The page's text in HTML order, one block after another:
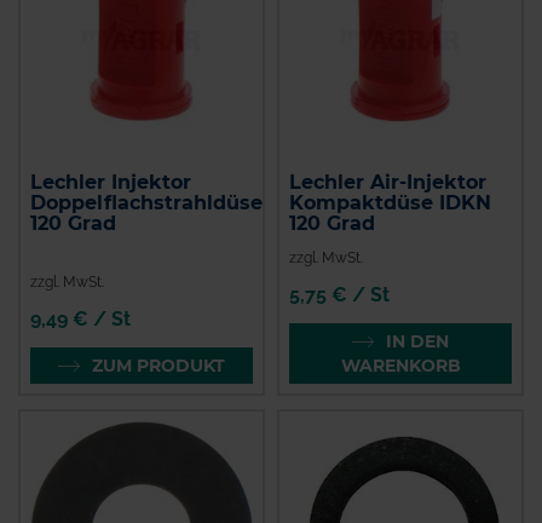
Lechler Injektor
Doppelflachstrahldüse
120 Grad
zzgl. MwSt.
9,49 € / St
ZUM PRODUKT
Lechler Air-Injektor
Kompaktdüse IDKN
120 Grad
zzgl. MwSt.
5,75 € / St
IN DEN
WARENKORB